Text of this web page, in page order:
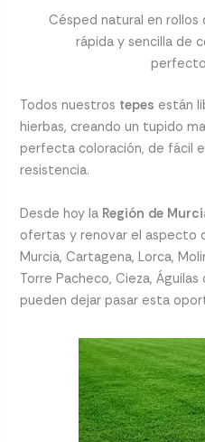
Césped natural en
rápida y sencilla de
Todos nuestros tepes están
hierbas, creando un tupido
perfecta coloración, de fácil
resistencia.
Desde hoy la Región de
ofertas y renovar el aspecto
Murcia, Cartagena, Lorca,
Torre Pacheco, Cieza,
pueden dejar pasar esta